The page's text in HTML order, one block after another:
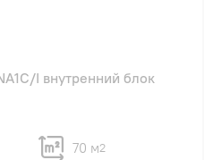
I внутренний блок
70 м2